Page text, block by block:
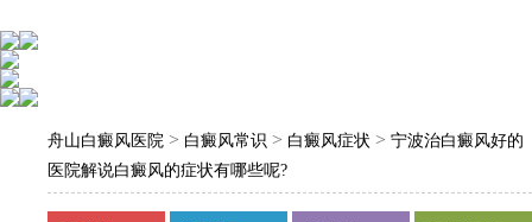
舟山白癜风医院 > 白癜风常识 > 白癜风症状 > 宁波治白癜风好的
医院解说白癜风的症状有哪些呢?